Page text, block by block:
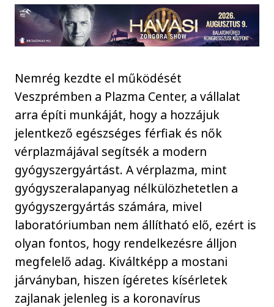
Nemrég kezdte el működését
Veszprémben a Plazma Center, a vállalat
arra építi munkáját, hogy a hozzájuk
jelentkező egészséges férfiak és nők
vérplazmájával segítsék a modern
gyógyszergyártást. A vérplazma, mint
gyógyszeralapanyag nélkülözhetetlen a
gyógyszergyártás számára, mivel
laboratóriumban nem állítható elő, ezért is
olyan fontos, hogy rendelkezésre álljon
megfelelő adag. Kiváltképp a mostani
járványban, hiszen ígéretes kísérletek
zajlanak jelenleg is a koronavírus